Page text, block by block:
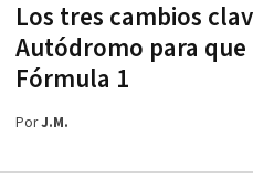
Los tres cambios
Autódromo para
Fórmula 1
PorJ.M.